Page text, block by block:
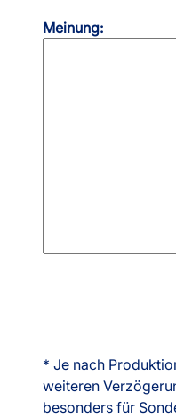
Meinung:
* Je nach
weiteren
besonders für